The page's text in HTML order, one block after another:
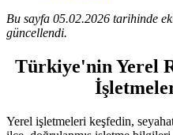
Bu sayfa 05.02.2026 tarihinde
güncellendi.
Türkiye'nin Yerel
Yerel işletmeleri keşfedin,